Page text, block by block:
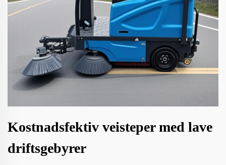
Kostnadsfektiv veisteper med lave
driftsgebyrer